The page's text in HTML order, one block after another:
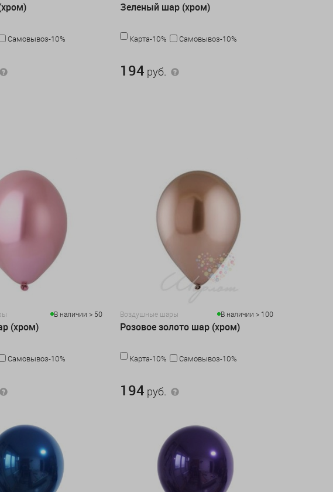
Самовывоз-10%
Зеленый шар (хром)
Карта-10%
Самовывоз-10%
194 руб.
В наличии > 50
(хром)
Самовывоз-10%
Воздушные шары В наличии > 100
Розовое золото шар (хром)
Карта-10%
Самовывоз-10%
194 руб.